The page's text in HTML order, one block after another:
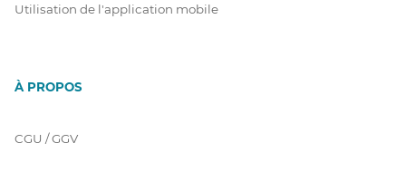
Utilisation de l'application mobile
À PROPOS
CGU / GGV